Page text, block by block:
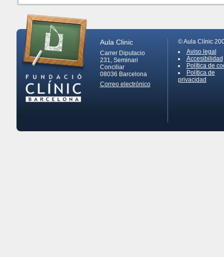
Aula Clinic
Carrer Diputacio
231, Seminari
Conciliar
08036 Barcelona
Correo electrónico
© Aula Clínic
Aviso legal
Accesibilidad
Política de
Política de
privacidad